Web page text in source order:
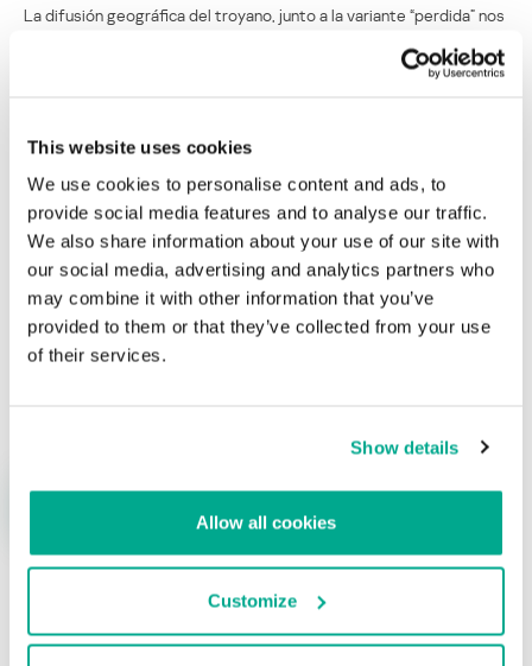
This website uses cookies
We use cookies to personalise content and ads, to
provide social media features and to analyse our traffic.
We also share information about your use of our site with
our social media, advertising and analytics partners who
may combine it with other information that you’ve
provided to them or that they’ve collected from your use
of their services.
Show details
Allow all cookies
Customize
La difusión geográfica del troyano, junto a la variante “perdida” nos
campos obligatorios están marcados con*
ÚLTIMAS PUBLICACIONES